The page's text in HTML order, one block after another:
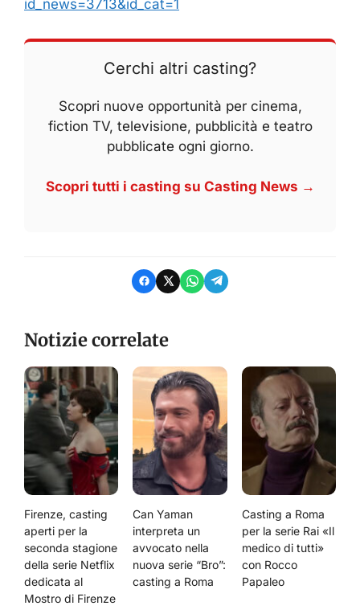
id_news=3713&id_cat=1
Cerchi altri casting?
Scopri nuove opportunità per cinema,
fiction TV, televisione, pubblicità e teatro
pubblicate ogni giorno.
Scopri tutti i casting su Casting News →
Notizie correlate
Firenze, casting
aperti per la
seconda stagione
della serie Netflix
dedicata al
Mostro di Firenze
Can Yaman
interpreta un
avvocato nella
nuova serie “Bro”:
casting a Roma
Casting a Roma
per la serie Rai «Il
medico di tutti»
con Rocco
Papaleo